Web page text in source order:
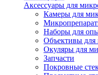
Аксессуары для
Камеры для
Наборы для
Объективы для
Окуляры для
Запчасти
Покровные